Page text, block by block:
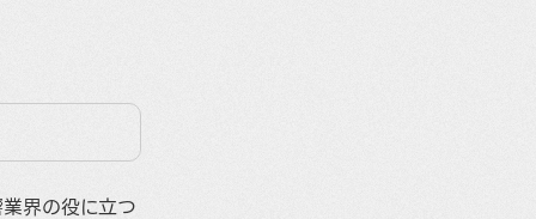
業界の役に立つ